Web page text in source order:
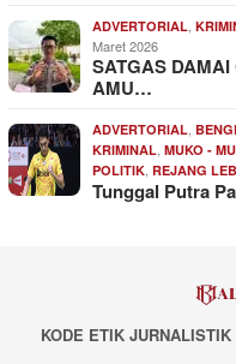
ADVERTORIAL
Maret 2026
SATGAS
AMU…
ADVERTORIAL
KRIMINAL MUKO -
POLITIK REJANG
Tunggal Putra
KODE ETIK JURNALISTIK